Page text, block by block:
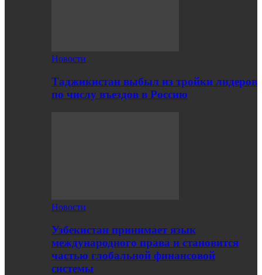
Новости
Таджикистан выбыл из тройки лидеров
по числу въездов в Россию
Новости
Узбекистан принимает язык
международного права и становится
частью глобальной финансовой
системы